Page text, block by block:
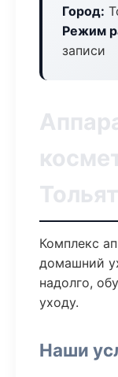
Город:
Режим
записи
Комплекс
домашний
надолго,
уходу.
Наши